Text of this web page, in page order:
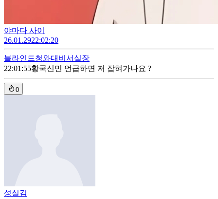
야마다 사이
26.01.2922:02:20
블라인드청와대비서실장
22:01:55황국신민 언급하면 저 잡혀가나요 ?
0
성실김